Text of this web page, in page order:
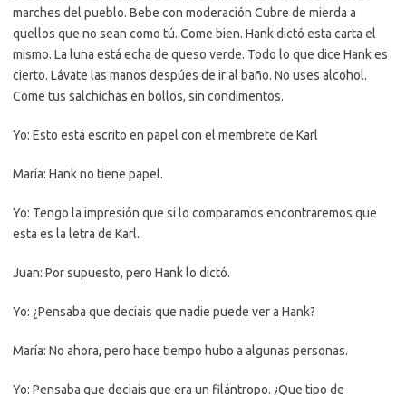
marches del pueblo. Bebe con moderación Cubre de mierda a
quellos que no sean como tú. Come bien. Hank dictó esta carta el
mismo. La luna está echa de queso verde. Todo lo que dice Hank es
cierto. Lávate las manos despúes de ir al baño. No uses alcohol.
Come tus salchichas en bollos, sin condimentos.
Yo: Esto está escrito en papel con el membrete de Karl
María: Hank no tiene papel.
Yo: Tengo la impresión que si lo comparamos encontraremos que
esta es la letra de Karl.
Juan: Por supuesto, pero Hank lo dictó.
Yo: ¿Pensaba que deciais que nadie puede ver a Hank?
María: No ahora, pero hace tiempo hubo a algunas personas.
Yo: Pensaba que deciais que era un filántropo. ¿Que tipo de